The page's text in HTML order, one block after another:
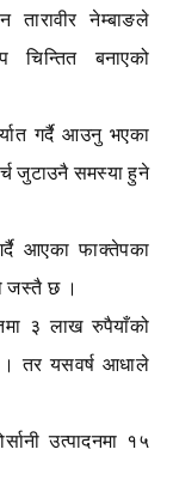
तारावीर नेम्बाङले
चिन्तित बनाएको
गर्दै आउनु भएका
जुटाउनै समस्या हुने
आएका फाक्तेपका
जस्तै छ ।
३ लाख रुपैयाँको
। तर यसवर्ष आधाले
उत्पादनमा १५